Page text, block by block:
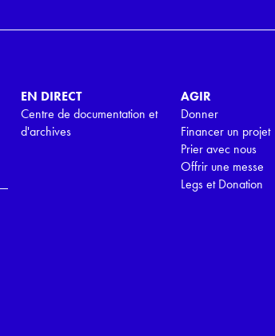
EN DIRECT
Centre de documentation et
d'archives
AGIR
Donner
Financer un projet
Prier avec nous
Offrir une messe
Legs et Donation